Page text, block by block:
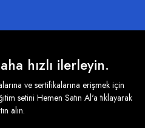
hızlı ilerleyin.
ve sertifikalarına erişmek için
setini Hemen Satın Al'a tıklayarak
alın.